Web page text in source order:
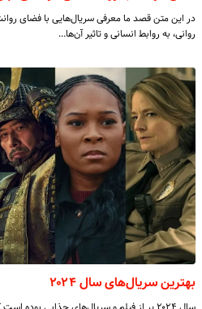
در این متن قصد ما معرفی سریال‌هایی با فضای
روانی، به روابط انسانی و تاثیر آن‌ها…
بهترین سریال‌های سال ۲۰۲۴